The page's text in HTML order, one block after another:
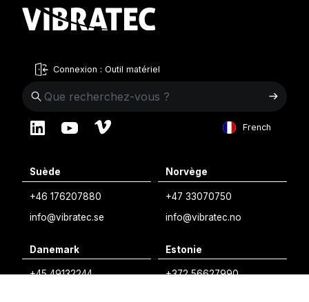
Connexion : Outil matériel
French
Finnish
Suède
+46 176207880
info@vibratec.se
Norvège
+47 33070750
info@vibratec.no
Danemark
+45 49132244
Estonie
+372 56627990